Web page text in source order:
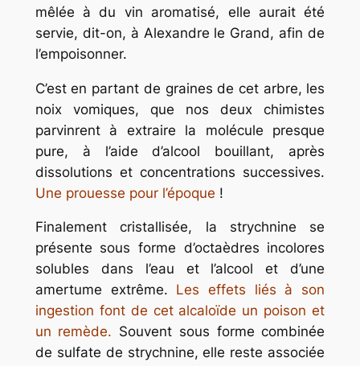
mêlée à du vin aromatisé, elle aurait été
servie, dit-on, à Alexandre le Grand, afin de
l’empoisonner.
C’est en partant de graines de cet arbre, les
noix vomiques, que nos deux chimistes
parvinrent à extraire la molécule presque
pure, à l’aide d’alcool bouillant, après
dissolutions et concentrations successives.
Une prouesse pour l’époque !
Finalement cristallisée, la strychnine se
présente sous forme d’octaèdres incolores
solubles dans l’eau et l’alcool et d’une
amertume extrême. Les effets liés à son
ingestion font de cet alcaloïde un poison et
un remède. Souvent sous forme combinée
de sulfate de strychnine, elle reste associée